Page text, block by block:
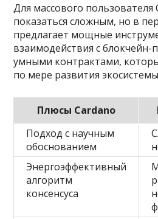
Для массового
показаться сложным, но в
предлагает мощные
взаимодействия с
умными контрактами,
по мере развития
Плюсы Cardano
Подход с научным
обоснованием
Энергоэффективный
алгоритм
консенсуса